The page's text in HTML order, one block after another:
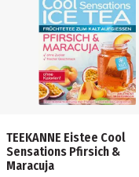
TEEKANNE Eistee Cool
Sensations Pfirsich &
Maracuja